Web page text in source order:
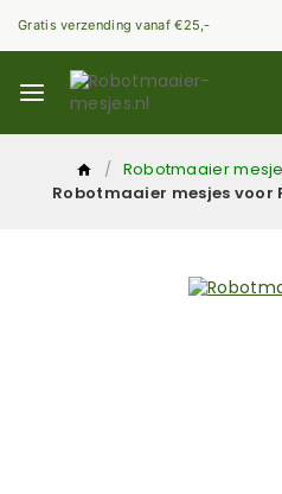
Gratis verzending vanaf €25,-
/ Robotmaaier
Robotmaaier mesjes voor